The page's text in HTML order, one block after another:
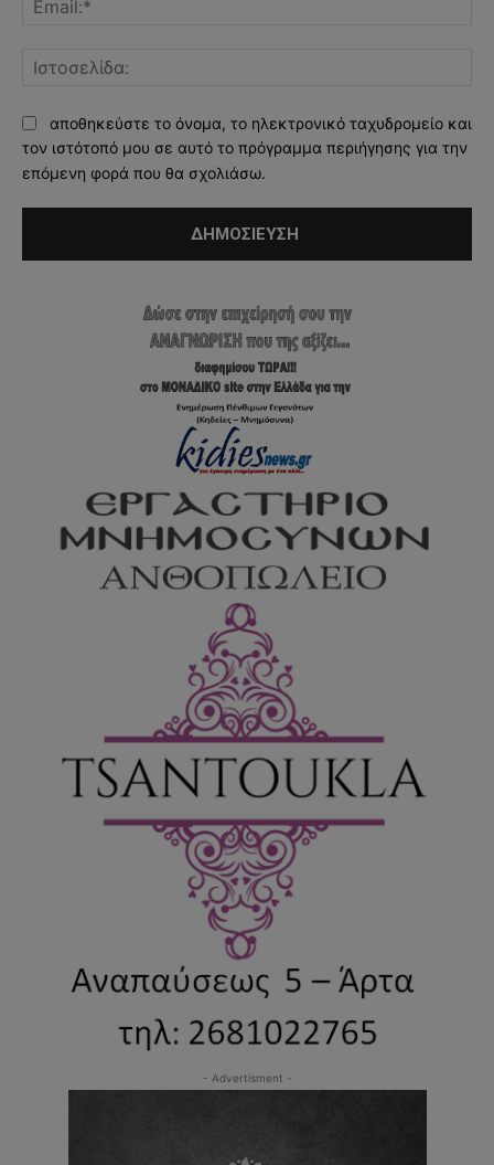
αποθηκεύστε το όνομα, το ηλεκτρονικό ταχυδρομείο και
τον ιστότοπό μου σε αυτό το πρόγραμμα περιήγησης για την
επόμενη φορά που θα σχολιάσω.
- Advertisment -